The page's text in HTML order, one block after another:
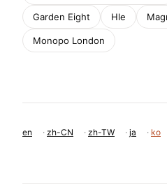
Garden Eight Hle
Monopo London
en · zh-CN · zh-TW · ja · ko